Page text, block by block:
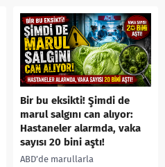
yerine sevk edilen...
Bir bu eksikti! Şimdi de
marul salgını can alıyor:
Hastaneler alarmda, vaka
sayısı 20 bini aştı!
ABD’de marullarla